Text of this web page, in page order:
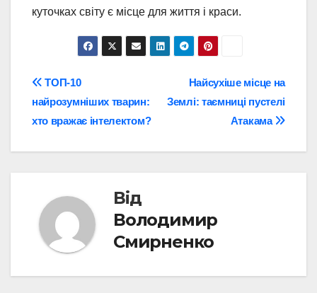
куточках світу є місце для життя і краси.
Навігація
записів
Найсухіше місце на
Землі: таємниці пустелі
Атакама
ТОП-10
найрозумніших тварин:
хто вражає інтелектом?
Від
Володимир
Смирненко